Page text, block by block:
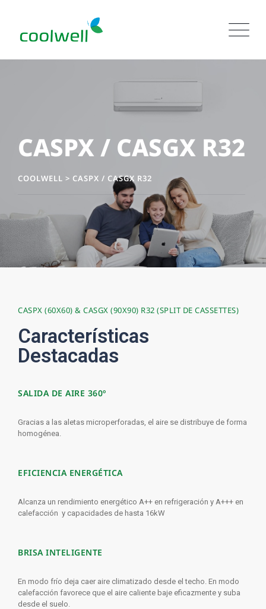
CASPX / CASGX R32
COOLWELL > CASPX / CASGX R32
CASPX (60X60) & CASGX (90X90) R32 (SPLIT DE CASSETTES)
Características
Destacadas
SALIDA DE AIRE 360º
Gracias a las aletas microperforadas, el aire se distribuye de forma
homogénea.
EFICIENCIA ENERGÉTICA
Alcanza un rendimiento energético A++ en refrigeración y A+++ en
calefacción y capacidades de hasta 16kW
BRISA INTELIGENTE
En modo frío deja caer aire climatizado desde el techo. En modo
calefacción favorece que el aire caliente baje eficazmente y suba
desde el suelo.